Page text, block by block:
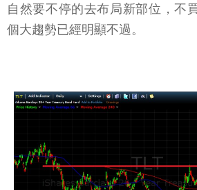
自然要不停的去布局新部位，不
個大趨勢已經明顯不過。